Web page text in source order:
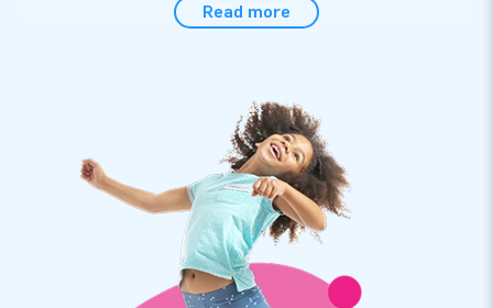
Opblaaspoppen zijn erg grappig om in de tuin of voor het huis
assortiment opblaaspoppen om een jubilaris flink mee in het
zonnetje te zetten. Deze opblaasbare Sarah pop met de
outfit van een boerin bijvoorbeeld. Een superleuke pop die
gegarandeerd opvalt!
Je inflatable Sarah bestel je natuurlijk bij JB
Een opblaaspop Sarah bestel je gemakkelijk en snel bij JB
Read more